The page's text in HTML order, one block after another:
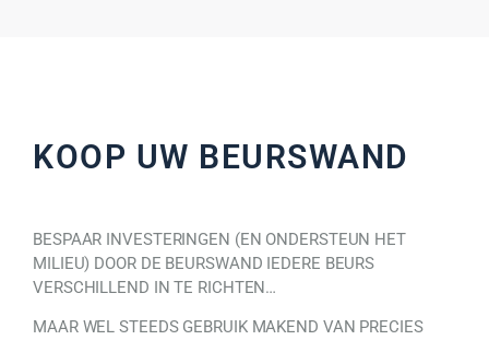
KOOP UW BEURSWAND
BESPAAR INVESTERINGEN (EN ONDERSTEUN HET
MILIEU) DOOR DE BEURSWAND IEDERE BEURS
VERSCHILLEND IN TE RICHTEN…
MAAR WEL STEEDS GEBRUIK MAKEND VAN PRECIES